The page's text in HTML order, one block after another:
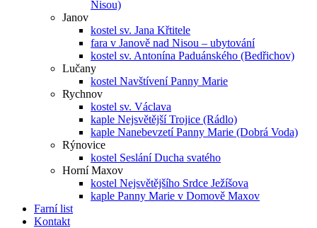
Nisou)
Janov
kostel sv. Jana Křtitele
fara v Janově nad Nisou – ubytování
kostel sv. Antonína Paduánského (Bedřichov)
Lučany
kostel Navštívení Panny Marie
Rychnov
kostel sv. Václava
kaple Nejsvětější Trojice (Rádlo)
kaple Nanebevzetí Panny Marie (Dobrá Voda)
Rýnovice
kostel Seslání Ducha svatého
Horní Maxov
kostel Nejsvětějšího Srdce Ježíšova
kaple Panny Marie v Domově Maxov
Farní list
Kontakt